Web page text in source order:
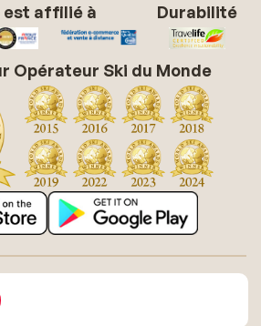
est affilié à Durabilité
Opérateur Ski du Monde
Sunweb
vacances soleil